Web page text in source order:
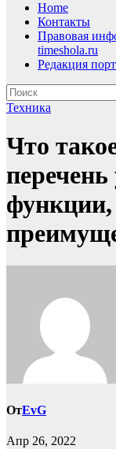
Home
Контакты
Правовая
timeshola.ru
Редакция
Техника
Что
перечень
функции,
ОтEvG
Апр 26, 2022